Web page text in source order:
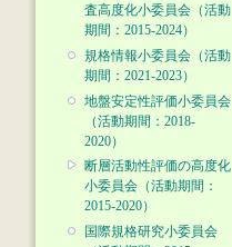
査高度化小委員会（活動
期間：2015-2024）
規格情報小委員会（活動
期間：2021-2023）
地盤安定性評価小委員会
（活動期間：2018-
2020）
断層活動性評価の高度化
小委員会（活動期間：
2015-2020）
国際規格研究小委員会